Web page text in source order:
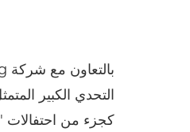
التحدي الكبير
كجزء من احتفالات